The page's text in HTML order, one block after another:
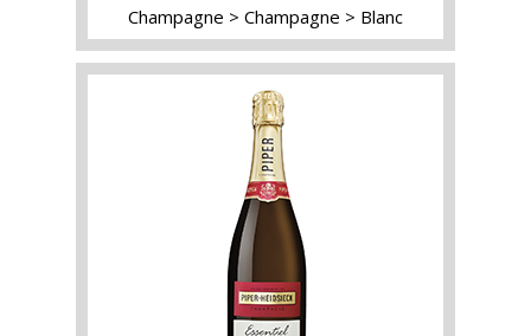
Champagne Champagne Blanc